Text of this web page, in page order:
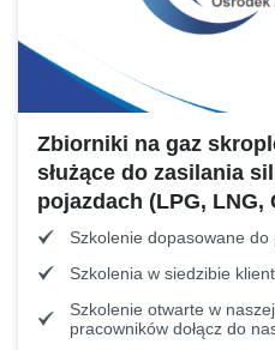
Zbiorniki na gaz
służące do zasilania
pojazdach (LPG, LNG,
Szkolenie dopasowane do
Szkolenia w siedzibie
Szkolenie otwarte w
pracowników dołącz do